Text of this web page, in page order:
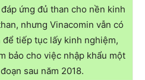
ứng đủ than cho nền kinh
nhưng Vinacomin vẫn có
tiếp tục lấy kinh nghiệm,
bảo cho việc nhập khẩu một
sau năm 2018.